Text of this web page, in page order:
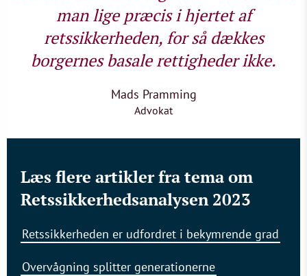
man lige præcis i hjertet af
retssikkerheden, for så dækkes
borgernes basale rettigheder ikke.
Mads Pramming
Advokat
Læs flere artikler fra tema om
Retssikkerhedsanalysen 2023
Retssikkerheden er udfordret i bekymrende grad
Overvågning splitter generationerne